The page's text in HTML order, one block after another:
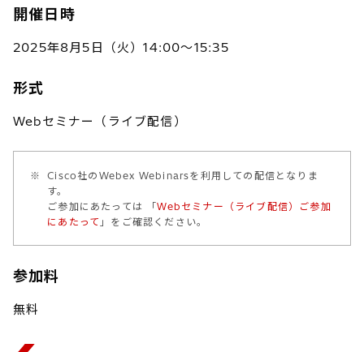
開催日時
2025年8月5日（火）14:00～15:35
形式
Webセミナー（ライブ配信）
※
Cisco社のWebex Webinarsを利用しての配信となりま
す。
ご参加にあたっては 「Webセミナー（ライブ配信）ご参加
にあたって 」をご確認ください。
参加料
無料